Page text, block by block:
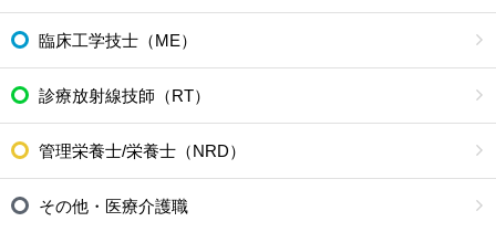
臨床工学技士（ME）
診療放射線技師（RT）
管理栄養士/栄養士（NRD）
その他・医療介護職